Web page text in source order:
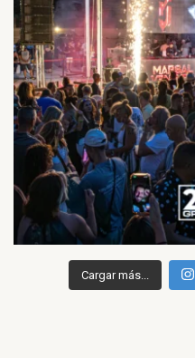
Cargar más...